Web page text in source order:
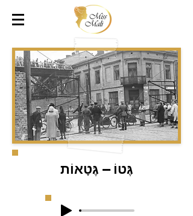
גֶּטוֹ – גֶּטָאוֹת